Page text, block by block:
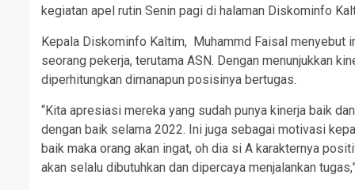
kegiatan apel rutin Senin pagi di halaman Diskominfo
Kepala Diskominfo Kaltim, Muhammd Faisal menyebut
seorang pekerja, terutama ASN. Dengan menunjukkan
diperhitungkan dimanapun posisinya bertugas.
“Kita apresiasi mereka yang sudah punya kinerja baik
dengan baik selama 2022. Ini juga sebagai motivasi
baik maka orang akan ingat, oh dia si A karakternya
akan selalu dibutuhkan dan dipercaya menjalankan